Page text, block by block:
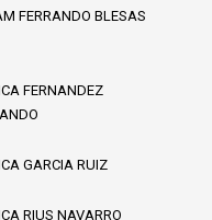
FERRANDO BLESAS
FERNANDEZ
GARCIA RUIZ
RIUS NAVARRO